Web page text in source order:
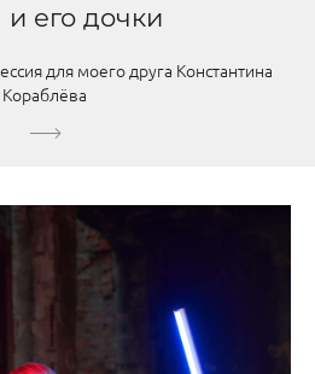
и его дочки
для моего друга Константина
Кораблёва